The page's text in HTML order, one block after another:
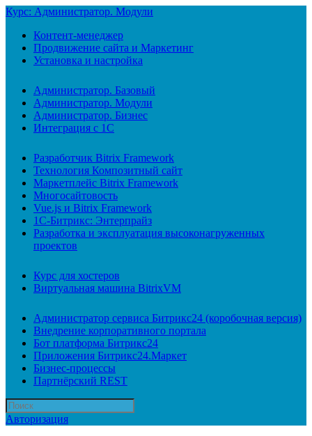
Курс: Администратор. Модули
Контент-менеджер
Продвижение сайта и Маркетинг
Установка и настройка
Администратор. Базовый
Администратор. Модули
Администратор. Бизнес
Интеграция с 1С
Разработчик Bitrix Framework
Технология Композитный сайт
Маркетплейс Bitrix Framework
Многосайтовость
Vue.js и Bitrix Framework
1С-Битрикс: Энтерпрайз
Разработка и эксплуатация высоконагруженных
проектов
Курс для хостеров
Виртуальная машина BitrixVM
Администратор сервиса Битрикс24 (коробочная версия)
Внедрение корпоративного портала
Бот платформа Битрикс24
Приложения Битрикс24.Маркет
Бизнес-процессы
Партнёрский REST
Авторизация